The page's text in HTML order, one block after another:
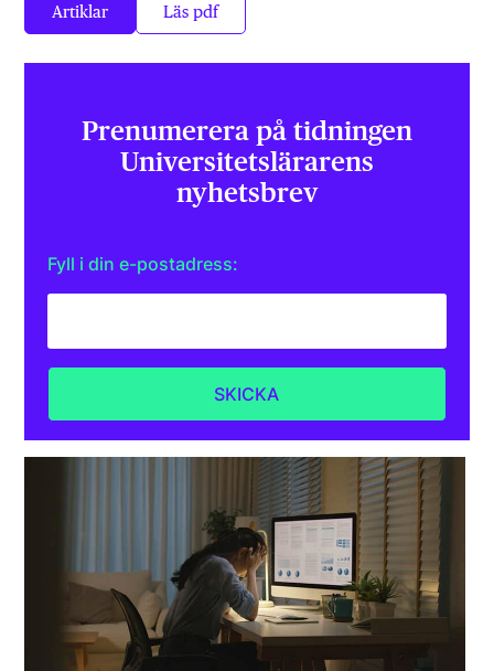
Artiklar Läs pdf
Prenumerera på tidningen
Universitets­lärarens
nyhetsbrev
Fyll i din e-postadress: